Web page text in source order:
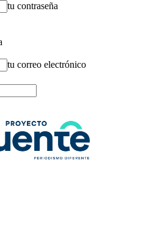
tu contraseña
tu correo electrónico